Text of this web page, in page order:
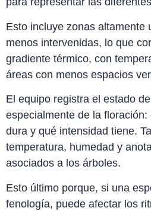
Esto incluye zonas altamente
menos intervenidas, lo que
gradiente térmico, con
áreas con menos espacios
El equipo registra el estado
especialmente de la
dura y qué intensidad tiene.
temperatura, humedad y
asociados a los árboles.
Esto último porque, si una
fenología, puede afectar los